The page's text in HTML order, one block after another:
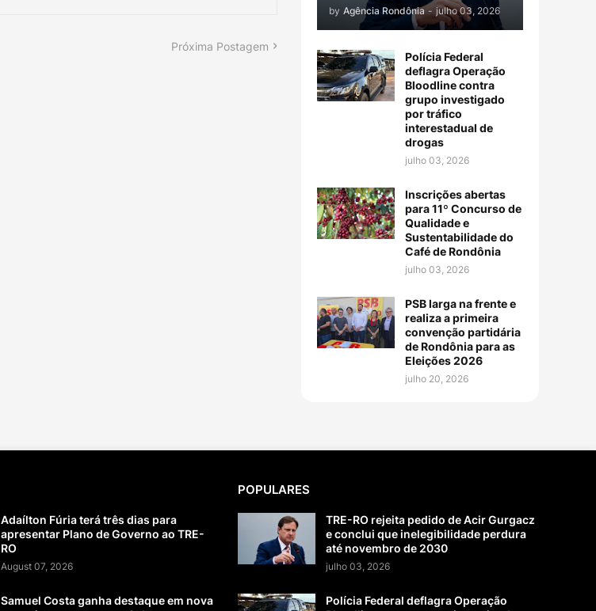
Próxima Postagem
by Agência Rondônia - julho 03, 2026
Polícia Federal
deflagra Operação
Bloodline contra
grupo investigado
por tráfico
interestadual de
drogas
julho 03, 2026
Inscrições abertas
para 11º Concurso de
Qualidade e
Sustentabilidade do
Café de Rondônia
julho 03, 2026
PSB larga na frente e
realiza a primeira
convenção partidária
de Rondônia para as
Eleições 2026
julho 20, 2026
Adaílton Fúria terá três dias para
apresentar Plano de Governo ao TRE-
RO
August 07, 2026
Samuel Costa ganha destaque em nova
POPULARES
TRE-RO rejeita pedido de Acir Gurgacz
e conclui que inelegibilidade perdura
até novembro de 2030
julho 03, 2026
Polícia Federal deflagra Operação